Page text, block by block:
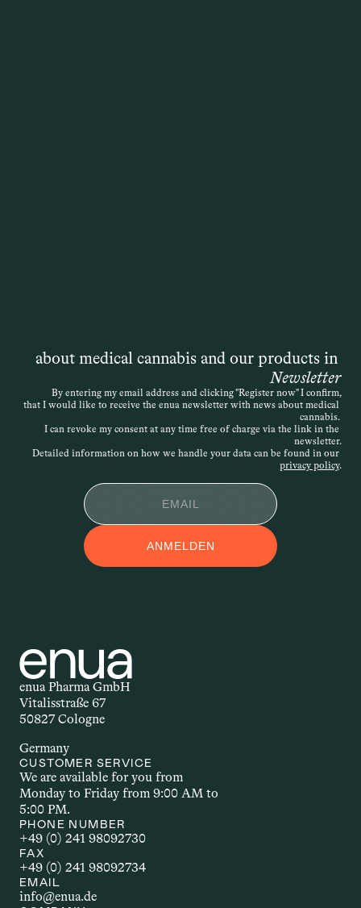
ist die Definition offen – entscheidend
ist, dass die Therapie medizinisch
nachvollziehbar begründet wird. Die
Verordnung kann daher sehr individuell
erfolgen. Wird der Antrag abgelehnt,
besteht die Möglichkeit des
APPLIKATIONSFOR
M
oder Creme: Die Form der Anwendung
beeinflusst, wie schnell und wie stark
der Wirkstoff wirkt. Welche
Applikationsform gewählt wird, hängt
unter anderem vom Wirkstoff selbst,
individuellen Bedürfnissen ab.
AUTOIMMUNERKR
ANKUNG
Newsletter
By entering my email address and clicking "Register now" I confirm,
that I would like to receive the enua newsletter with news about medical
cannabis.
I can revoke my consent at any time free of charge via the link in the
newsletter.
privacy policy.
ANMELDEN
enua Pharma GmbH
Vitalisstraße 67
50827 Cologne
Germany
CUSTOMER SERVICE
We are available for you from
Monday to Friday from 9:00 AM to
5:00 PM.
PHONE NUMBER
+49 (0) 241 98092730
FAX
+49 (0) 241 98092734
EMAIL
info@enua.de